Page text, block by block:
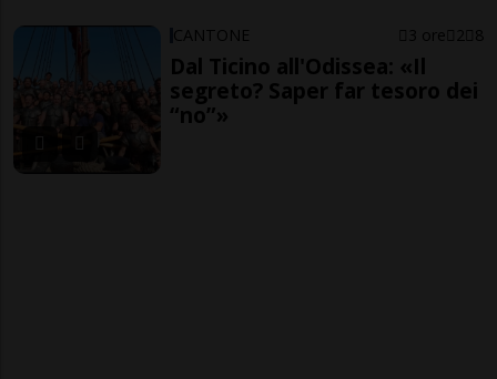
CANTONE 3 ore 2 8
Dal Ticino all'Odissea: «Il
segreto? Saper far tesoro dei
“no”»